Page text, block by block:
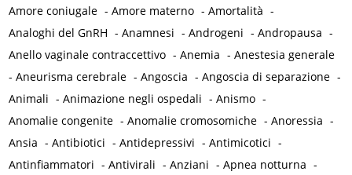
Amore coniugale -Amore materno -Amortalità -
Analoghi del GnRH -Anamnesi -Androgeni -Andropausa -
Anello vaginale contraccettivo -Anemia -Anestesia generale
-Aneurisma cerebrale -Angoscia -Angoscia di separazione -
Animali -Animazione negli ospedali -Anismo -
Anomalie congenite -Anomalie cromosomiche -Anoressia -
Ansia -Antibiotici -Antidepressivi -Antimicotici -
Antinfiammatori -Antivirali -Anziani -Apnea notturna -